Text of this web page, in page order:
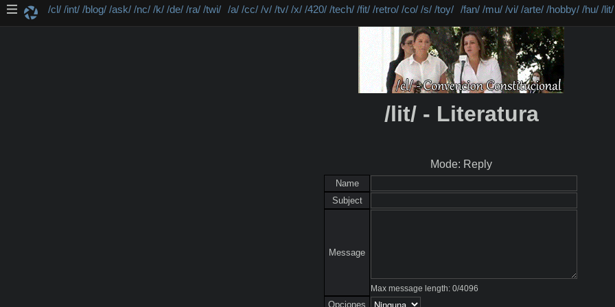
/cl/ /int/ /blog/ /ask/ /nc/ /k/ /de/ /ra/ /twi/ /a/ /cc/ /v/ /tv/ /x/ /420/ /tech/ /fit/ /retro/ /co/ /s/ /toy/ /fan/ /mu/ /vi/ /arte/ /hobby/ /hu/ /lit/
/lit/ - Literatura
Mode: Reply
Name
Subject
Message
Max message length: 0/4096
Opciones